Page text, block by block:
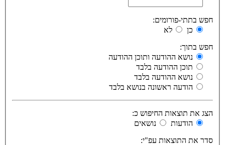
חפש בתתי-פורומים:
כן
לא
חפש בתוך:
נושא ההודעה ותוכן ההודעה
תוכן ההודעה בלבד
נושא ההודעה בלבד
הודעה ראשונה בנושא בלבד
הצג את תוצאות החיפוש כ:
הודעות
נושאים
סדר את התוצאות עפ"י: